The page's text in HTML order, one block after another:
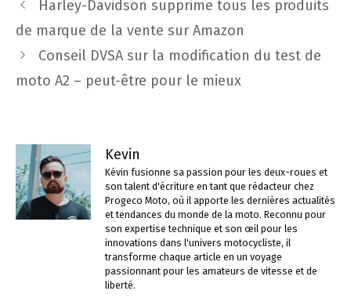
des
Harley-Davidson supprime tous les produits
de marque de la vente sur Amazon
Conseil DVSA sur la modification du test de
moto A2 – peut-être pour le mieux
Kevin
Kévin fusionne sa passion pour les deux-roues et
son talent d'écriture en tant que rédacteur chez
Progeco Moto, où il apporte les dernières actualités
et tendances du monde de la moto. Reconnu pour
son expertise technique et son œil pour les
innovations dans l'univers motocycliste, il
transforme chaque article en un voyage
passionnant pour les amateurs de vitesse et de
liberté.